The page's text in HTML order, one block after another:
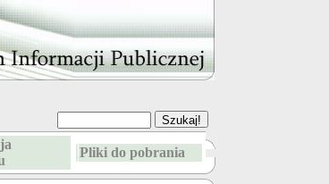
Pliki do pobrania